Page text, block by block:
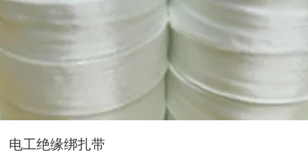
电工绝缘绑扎带